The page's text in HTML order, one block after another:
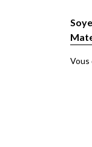
Vous